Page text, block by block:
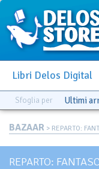
Libri Delos Digital
Sfoglia per Ultimi
BAZAAR > REPARTO:
REPARTO: